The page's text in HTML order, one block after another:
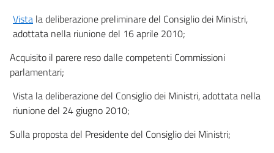
Ausiliari del giudice
art. 19
art. 21
Parti e difensori
art. 22
art. 23
Vista la deliberazione preliminare del Consiglio dei Ministri,
adottata nella riunione del 16 aprile 2010;
Acquisito il parere reso dalle competenti Commissioni
parlamentari;
Vista la deliberazione del Consiglio dei Ministri, adottata nella
riunione del 24 giugno 2010;
Sulla proposta del Presidente del Consiglio dei Ministri;